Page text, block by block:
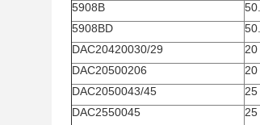
5908B
5908BD
DAC20420030/29
20
DAC20500206
20
DAC2050043/45
25
DAC2550045
25